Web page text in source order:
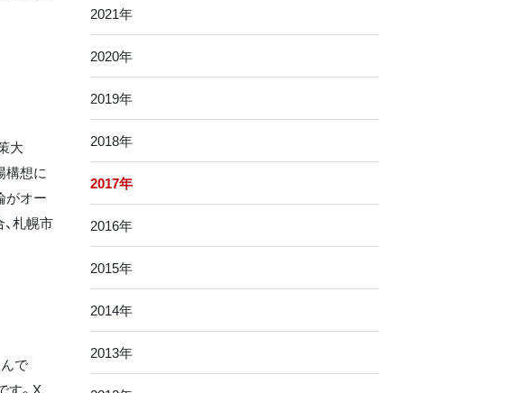
大
構想に
がオー
札幌市
で
2021年
2020年
2019年
2018年
2017年
2016年
2015年
2014年
2013年